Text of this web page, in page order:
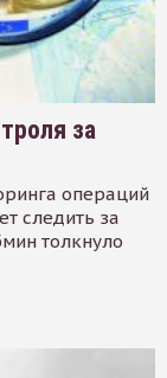
за
операций
следить за
толкнуло